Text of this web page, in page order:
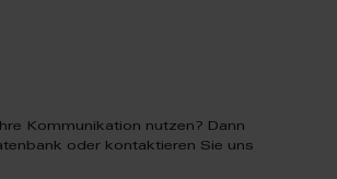
Kommunikation nutzen? Dann
oder kontaktieren Sie uns